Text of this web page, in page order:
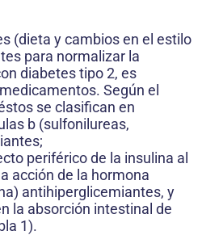
(dieta y cambios en el estilo
para normalizar la
diabetes tipo 2, es
Según el
se clasifican en
b (sulfonilureas,
periférico de la insulina al
acción de la hormona
antihiperglicemiantes, y
la absorción intestinal de
1).